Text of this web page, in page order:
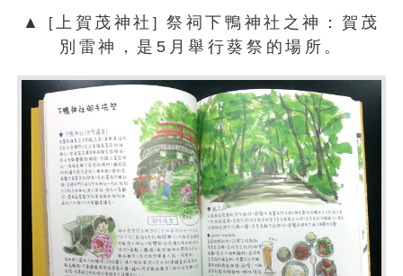
▲ [上賀茂神社 ]祭祠下鴨神社之神：賀茂
別雷神，是5月舉行葵祭的場所。